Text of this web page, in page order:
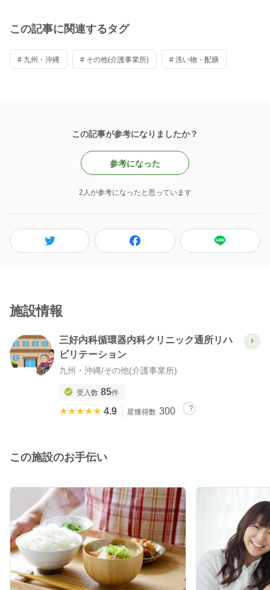
この記事に関連するタグ
# 九州・沖縄 # その他(介護事業所) # 洗い物・配膳
この記事が参考になりましたか？
参考になった
2人が参考になったと思っています
施設情報
三好内科循環器内科クリニック通所リハ
ビリテーション
九州・沖縄/その他(介護事業所)
受入数 85件
★★★★★
★★★★★ 4.9 星獲得数 300
この施設のお手伝い